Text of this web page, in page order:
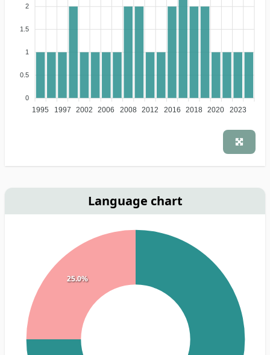
2
1.5
1
0.5
0
1995 1997 2002 2006 2008 2012 2016 2018 2020 2023
Language chart
25.0%